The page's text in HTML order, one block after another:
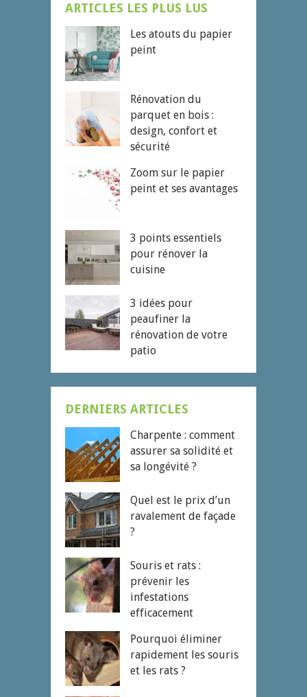
ARTICLES LES PLUS LUS
Les atouts du papier
peint
Rénovation du
parquet en bois :
design, confort et
sécurité
Zoom sur le papier
peint et ses avantages
3 points essentiels
pour rénover la
cuisine
3 idées pour
peaufiner la
rénovation de votre
patio
DERNIERS ARTICLES
Charpente : comment
assurer sa solidité et
sa longévité ?
Quel est le prix d’un
ravalement de façade
?
Souris et rats :
prévenir les
infestations
efficacement
Pourquoi éliminer
rapidement les souris
et les rats ?